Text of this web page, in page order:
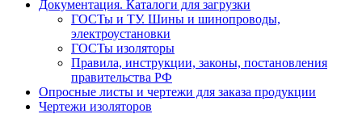
Документация. Каталоги для загрузки
ГОСТы и ТУ. Шины и шинопроводы,
электроустановки
ГОСТы изоляторы
Правила, инструкции, законы, постановления
правительства РФ
Опросные листы и чертежи для заказа продукции
Чертежи изоляторов